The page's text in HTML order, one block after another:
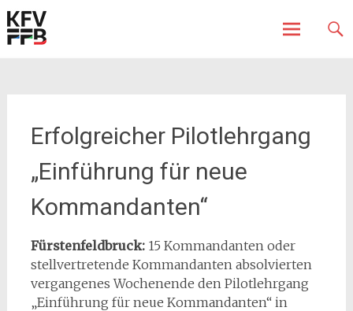
Erfolgreicher Pilotlehrgang
„Einführung für neue
Kommandanten“
Fürstenfeldbruck:15 Kommandanten oder
stellvertretende Kommandanten absolvierten
vergangenes Wochenende den Pilotlehrgang
„Einführung für neue Kommandanten“ in